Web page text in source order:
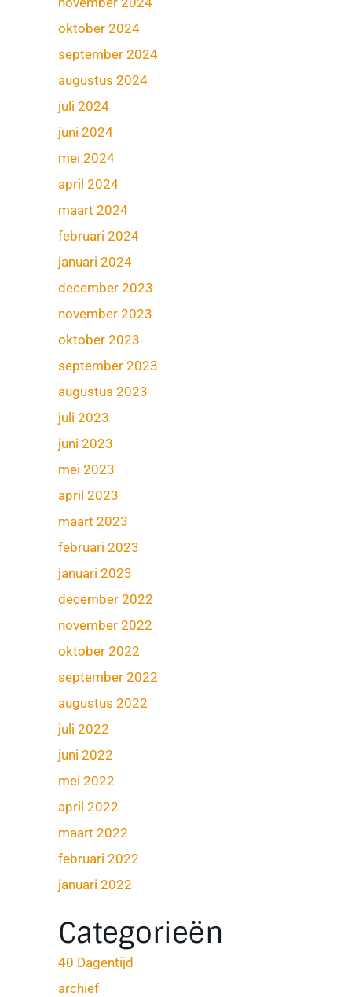
oktober 2024
september 2024
augustus 2024
juli 2024
juni 2024
mei 2024
april 2024
maart 2024
februari 2024
januari 2024
december 2023
november 2023
oktober 2023
september 2023
augustus 2023
juli 2023
juni 2023
mei 2023
april 2023
maart 2023
februari 2023
januari 2023
december 2022
november 2022
oktober 2022
september 2022
augustus 2022
juli 2022
juni 2022
mei 2022
april 2022
maart 2022
februari 2022
januari 2022
Categorieën
40 Dagentijd
archief